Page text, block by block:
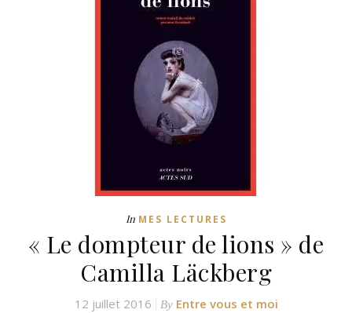
In MES LECTURES
« Le dompteur de lions » de
Camilla Läckberg
12 juillet 2016 By Entre vous et moi